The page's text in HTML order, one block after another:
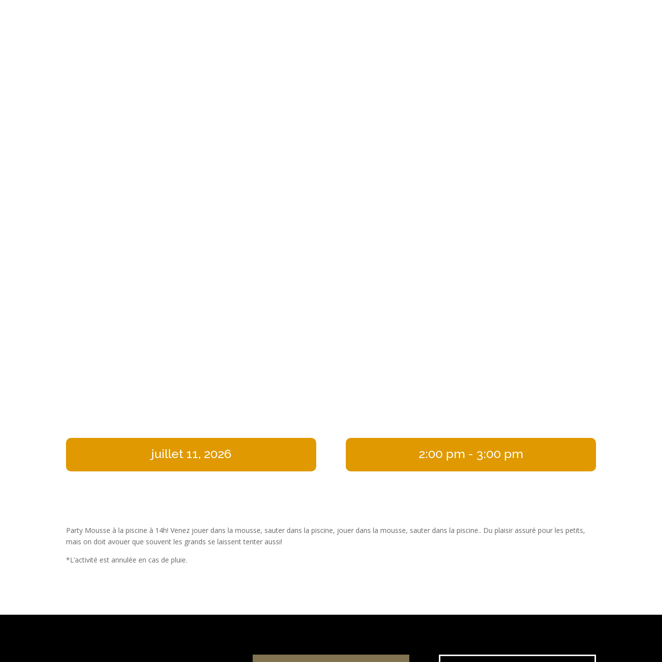
juillet 11, 2026 2:00 pm - 3:00 pm
Party Mousse à la piscine à 14h! Venez jouer dans la mousse, sauter dans la piscine, jouer dans la mousse, sauter dans la piscine.. Du plaisir assuré pour les petits,
mais on doit avouer que souvent les grands se laissent tenter aussi!
*L’activité est annulée en cas de pluie.